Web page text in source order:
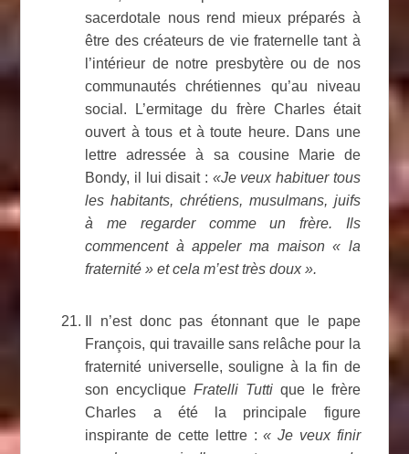
sacerdotale nous rend mieux préparés à
être des créateurs de vie fraternelle tant à
l’intérieur de notre presbytère ou de nos
communautés chrétiennes qu’au niveau
social.
L’ermitage du frère Charles était
ouvert à tous et à toute heure. Dans une
lettre adressée à sa cousine Marie de
Bondy, il lui disait : «Je veux habituer tous
les habitants, chrétiens, musulmans, juifs
à me regarder comme un frère. Ils
commencent à appeler ma maison « la
fraternité » et cela m’est très doux ».
Il n’est donc pas étonnant que le pape
François, qui travaille sans relâche pour la
fraternité universelle, souligne à la fin de
son encycliqueFratelli Tutti que le frère
Charles a été la principale figure
inspirante de cette lettre :« Je veux finir